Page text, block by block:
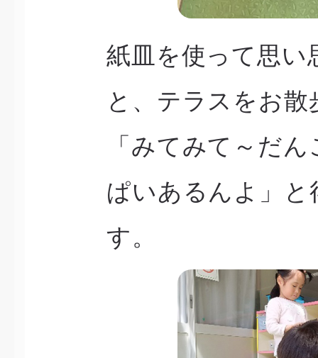
紙皿を使って思い
と、テラスをお散
「みてみて～だ
ぱいあるんよ」
す。